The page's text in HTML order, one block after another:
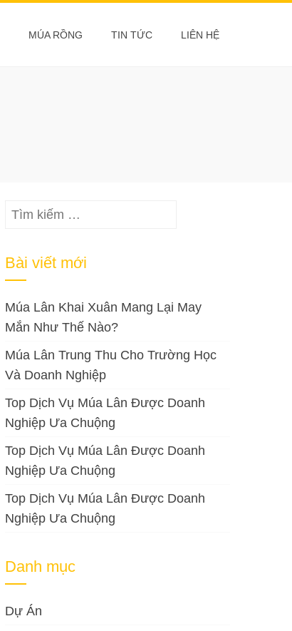
MÚA RỒNG TIN TỨC LIÊN HỆ
Tìm
Bài viết mới
Múa Lân Khai Xuân Mang Lại May
Mắn Như Thế Nào?
Múa Lân Trung Thu Cho Trường Học
Và Doanh Nghiệp
Top Dịch Vụ Múa Lân Được Doanh
Nghiệp Ưa Chuộng
Top Dịch Vụ Múa Lân Được Doanh
Nghiệp Ưa Chuộng
Top Dịch Vụ Múa Lân Được Doanh
Nghiệp Ưa Chuộng
Danh mục
Dự Án